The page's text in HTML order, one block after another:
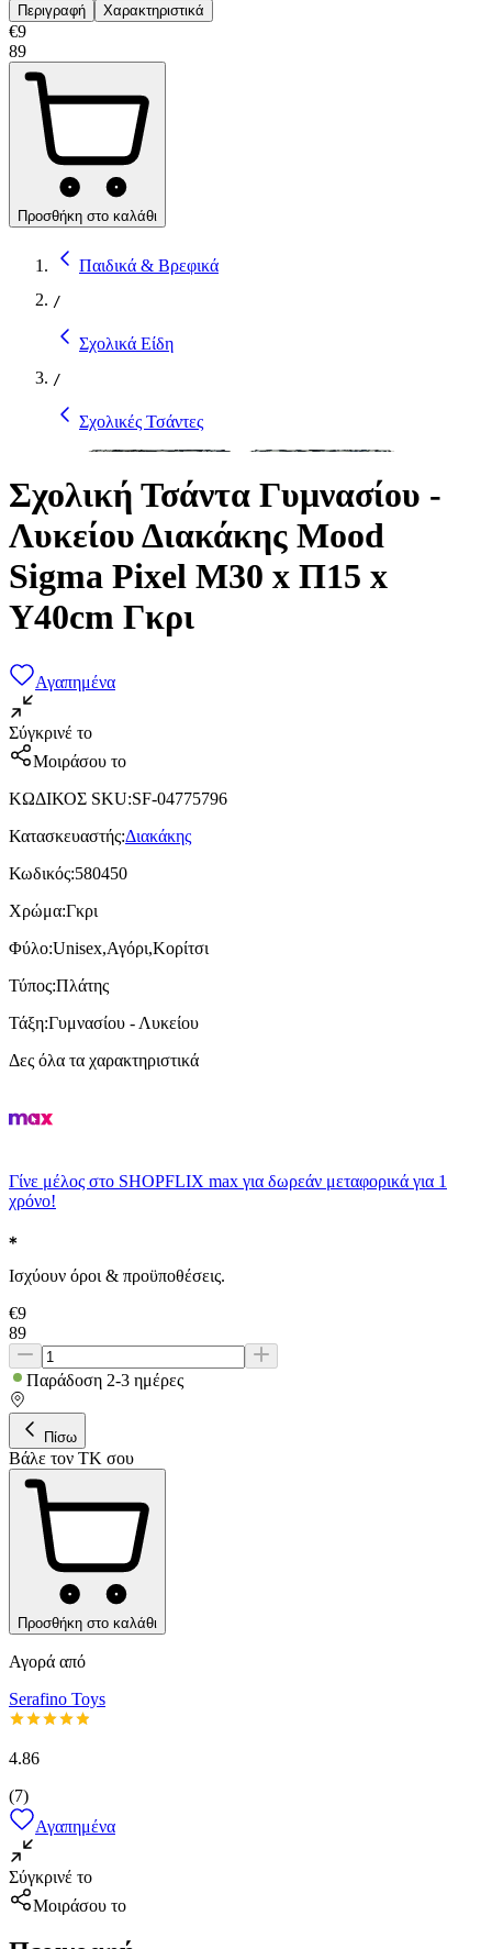
Περιγραφή Χαρακτηριστικά
€9
89
Προσθήκη στο καλάθι
Παιδικά & Βρεφικά
/
Σχολικά Είδη
/
Σχολικές Τσάντες
Σχολική Τσάντα Γυμνασίου -
Λυκείου Διακάκης Mood
Sigma Pixel Μ30 x Π15 x
Υ40cm Γκρι
Αγαπημένα
Σύγκρινέ το
Μοιράσου το
ΚΩΔΙΚΟΣ SKU:SF-04775796
Κατασκευαστής:Διακάκης
Κωδικός:580450
Χρώμα:Γκρι
Φύλο:Unisex,Αγόρι,Κορίτσι
Τύπος:Πλάτης
Τάξη:Γυμνασίου - Λυκείου
Δες όλα τα χαρακτηριστικά
Γίνε μέλος στο SHOPFLIX max για δωρεάν μεταφορικά για 1
χρόνο!
Ισχύουν όροι & προϋποθέσεις.
€9
89
Παράδοση 2-3 ημέρες
Πίσω
Βάλε τον ΤΚ σου
Προσθήκη στο καλάθι
Αγορά από
Serafino Toys
4.86
(7)
Αγαπημένα
Σύγκρινέ το
Μοιράσου το